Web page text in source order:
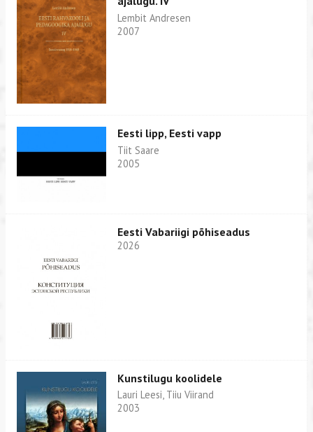
Lembit Andresen
2007
Eesti lipp, Eesti vapp
Tiit Saare
2005
Eesti Vabariigi põhiseadus
2026
Kunstilugu koolidele
Lauri Leesi, Tiiu Viirand
2003